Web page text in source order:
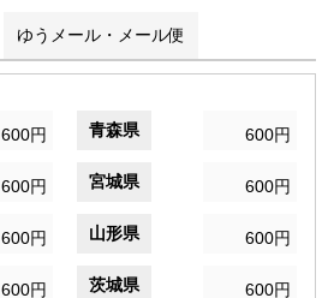
ゆうメール・メール便
600円 青森県 600円
600円 宮城県 600円
600円 山形県 600円
600円 茨城県 600円